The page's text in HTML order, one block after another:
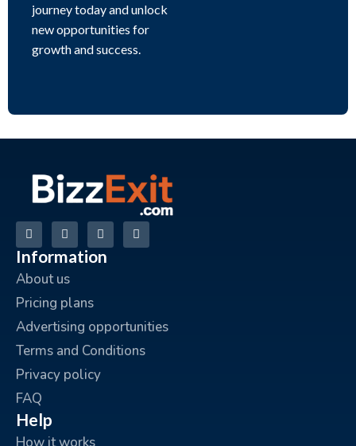
journey today and unlock
new opportunities for
growth and success.
Information
About us
Pricing plans
Advertising opportunities
Terms and Conditions
Privacy policy
FAQ
Help